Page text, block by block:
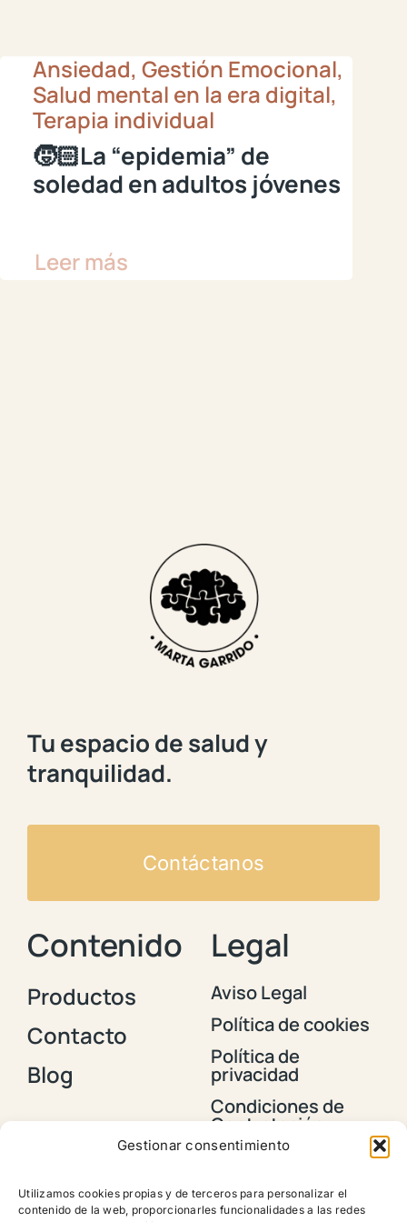
Gestionar consentimiento
Utilizamos cookies propias y de terceros para personalizar el
contenido de la web, proporcionarles funcionalidades a las redes
Ansiedad, Gestión Emocional,
Salud mental en la era digital,
Terapia individual
🧒🏻La “epidemia” de
soledad en adultos jóvenes
Leer más
Tu espacio de salud y
tranquilidad.
Contáctanos
Contenido
Productos
Contacto
Blog
Legal
Aviso Legal
Política de cookies
Política de
privacidad
Condiciones de
Contratación y
Envios
devoluciones,
reembolsos y